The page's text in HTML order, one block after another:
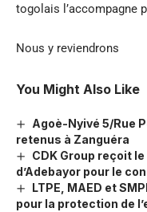
togolais l’accompagne
Nous y reviendrons
You Might Also Like
Agoè-Nyivé 5/Rue
retenus à Zanguéra
CDK Group reçoit
d’Adebayor pour le
LTPE, MAED et
pour la protection de